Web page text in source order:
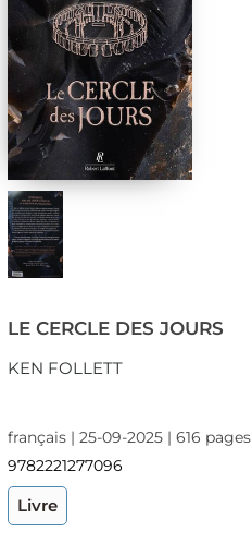
LE CERCLE DES JOURS
KEN FOLLETT
français | 25-09-2025 | 616 pages
9782221277096
Livre